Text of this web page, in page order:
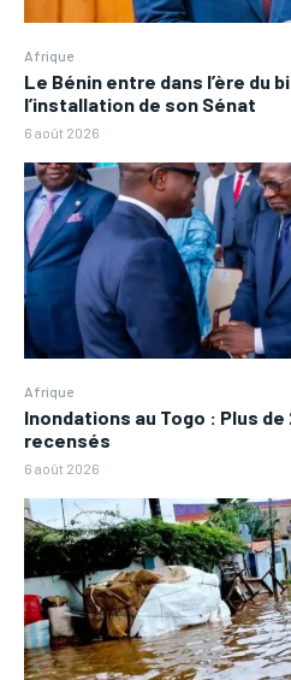
Afrique
Le Bénin entre dans l’ère du
l’installation de son Sénat
6 août 2026
Afrique
Inondations au Togo : Plus
recensés
6 août 2026